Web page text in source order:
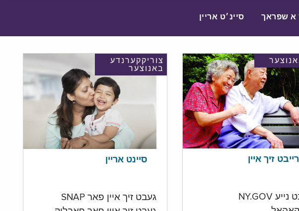
א שפראך סיינ׳ט אריין
צוריקקערנדע
באנוצער
סיינט אריין
געבט זיך איין פאר SNAP
זיך איין
/עפנט נייע NY.GOV